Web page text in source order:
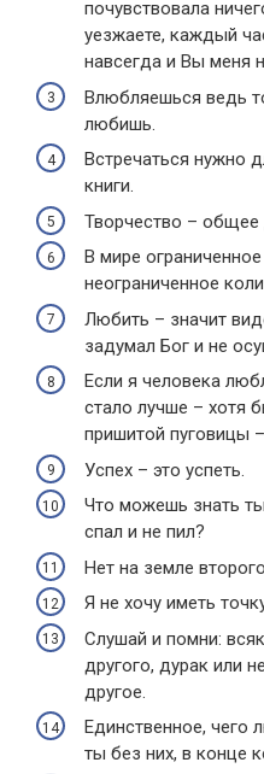
почувствовала
уезжаете, каждый
навсегда и Вы меня
Влюбляешься ведь
любишь.
Встречаться нужно
книги.
Творчество –
В мире
неограниченное
Любить – значит
задумал Бог и не
Если я человека
стало лучше – хотя
пришитой пуговицы
Успех – это успеть.
Что можешь знать
спал и не пил?
Нет на земле
Я не хочу иметь
Слушай и помни:
другого, дурак или
другое.
Единственное, чего
ты без них, в конце